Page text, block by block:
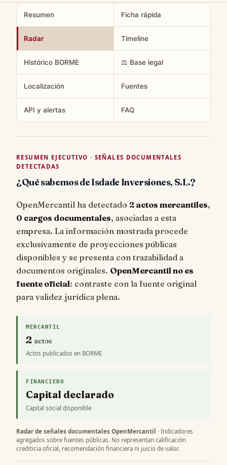
Resumen Ficha rápida
Radar Timeline
Histórico BORME ⚖️ Base legal
Localización Fuentes
API y alertas FAQ
RESUMEN EJECUTIVO · SEÑALES DOCUMENTALES
DETECTADAS
¿Qué sabemos de Isdade Inversiones, S.L.?
OpenMercantil ha detectado 2 actos mercantiles,
0 cargos documentales, asociadas a esta
empresa. La información mostrada procede
exclusivamente de proyecciones públicas
disponibles y se presenta con trazabilidad a
documentos originales. OpenMercantil no es
fuente oficial: contraste con la fuente original
para validez jurídica plena.
MERCANTIL
2 actos
Actos publicados en BORME
FINANCIERO
Capital declarado
Capital social disponible
Radar de señales documentales OpenMercantil · Indicadores
agregados sobre fuentes públicas. No representan calificación
crediticia oficial, recomendación financiera ni juicio de valor.